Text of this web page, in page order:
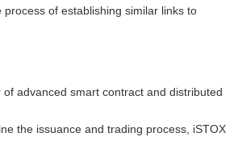
of establishing similar links to
of advanced smart contract and distributed
the issuance and trading process, iSTOX